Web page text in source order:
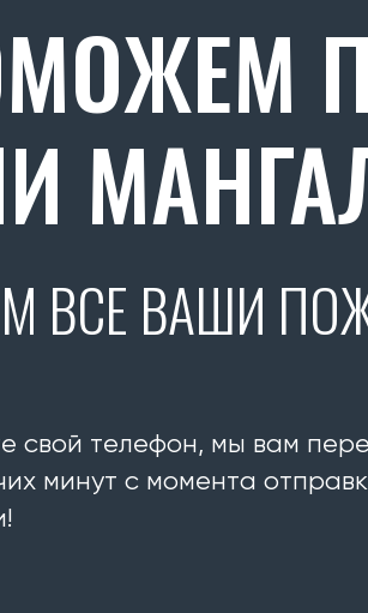
ВСЕ ВАШИ
свой телефон, мы вам
минут с момента